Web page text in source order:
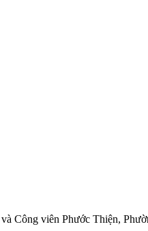
Công viên Phước Thiện,